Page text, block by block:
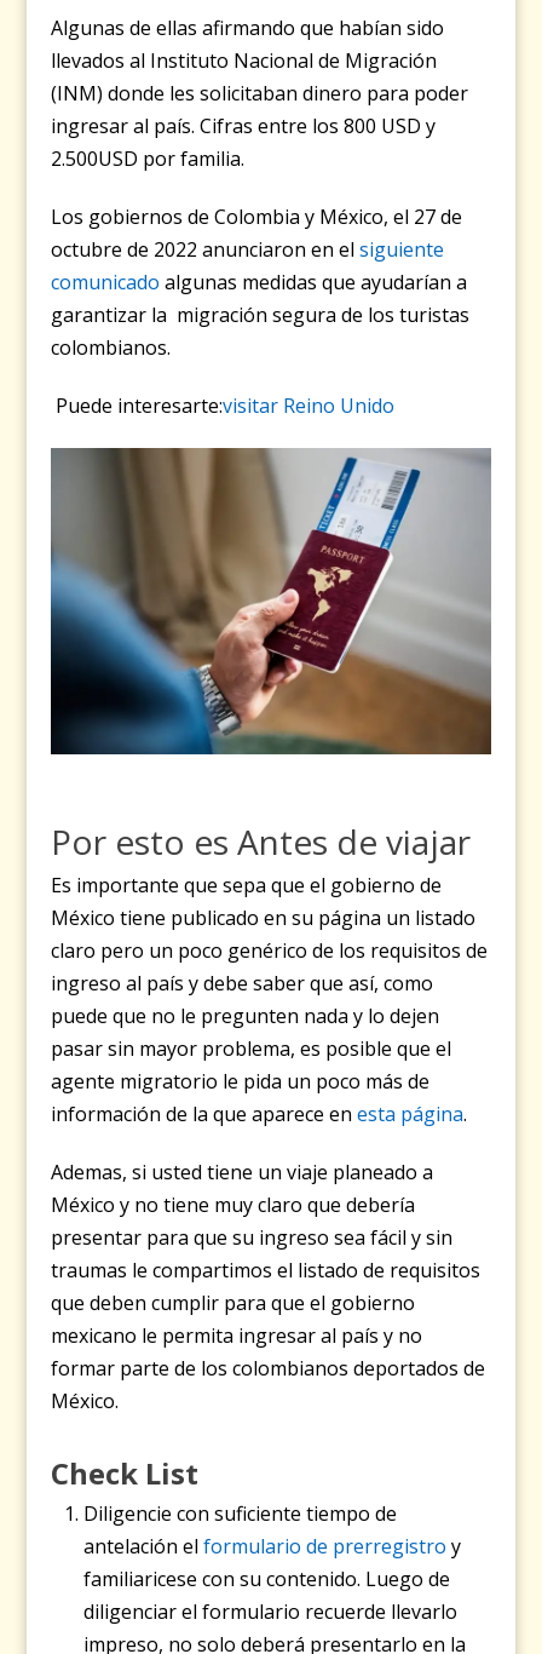
Algunas de ellas afirmando que habían sido
llevados al Instituto Nacional de Migración
(INM) donde les solicitaban dinero para poder
ingresar al país. Cifras entre los 800 USD y
2.500USD por familia.
Los gobiernos de Colombia y México, el 27 de
octubre de 2022 anunciaron en elsiguiente
comunicado algunas medidas que ayudarían a
garantizar la migración segura de los turistas
colombianos.
Puede interesarte:visitar Reino Unido
Por esto es Antes de viajar
Es importante que sepa que el gobierno de
México tiene publicado en su página un listado
claro pero un poco genérico de los requisitos de
ingreso al país y debe saber que así, como
puede que no le pregunten nada y lo dejen
pasar sin mayor problema, es posible que el
agente migratorio le pida un poco más de
información de la que aparece enesta página.
Ademas, si usted tiene un viaje planeado a
México y no tiene muy claro que debería
presentar para que su ingreso sea fácil y sin
traumas le compartimos el listado de requisitos
que deben cumplir para que el gobierno
mexicano le permita ingresar al país y no
formar parte de los colombianos deportados de
México.
Check List
Diligencie con suficiente tiempo de
antelación el formulario de prerregistro y
familiaricese con su contenido. Luego de
diligenciar el formulario recuerde llevarlo
impreso, no solo deberá presentarlo en la